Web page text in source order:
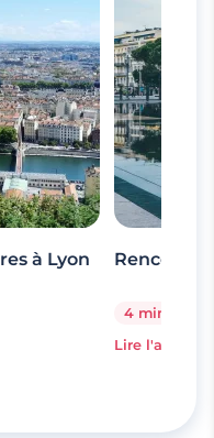
à Lyon
4 minutes
Lire l'article